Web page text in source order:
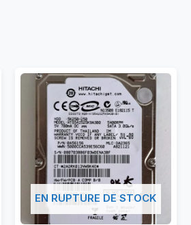
EN RUPTURE DE STOCK